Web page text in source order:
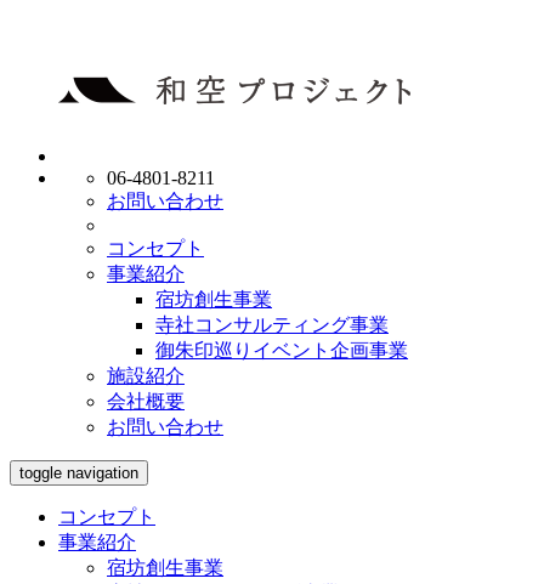
06-4801-8211
お問い合わせ
コンセプト
事業紹介
宿坊創生事業
寺社コンサルティング事業
御朱印巡りイベント企画事業
施設紹介
会社概要
お問い合わせ
toggle navigation
コンセプト
事業紹介
宿坊創生事業